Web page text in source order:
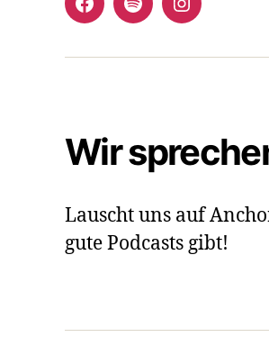
FacebookSpotifyInstagram
Wir
Lauscht uns auf
gute Podcasts gibt!